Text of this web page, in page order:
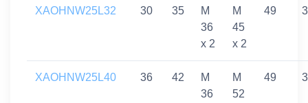
XAOHNW25L32 30 35
M
36
x 2
M
45
x 2
49
XAOHNW25L40 36 42
M
36
M
52
49